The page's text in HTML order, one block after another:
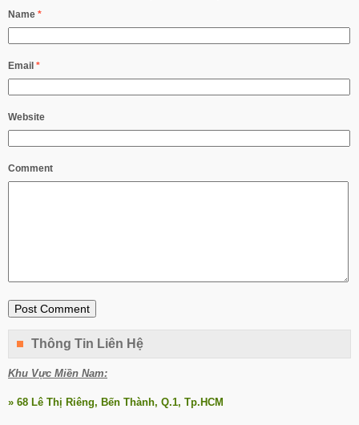
Name *
Email *
Website
Comment
Thông Tin Liên Hệ
Khu Vực Miền Nam:
» 68 Lê Thị Riêng, Bến Thành, Q.1, Tp.HCM